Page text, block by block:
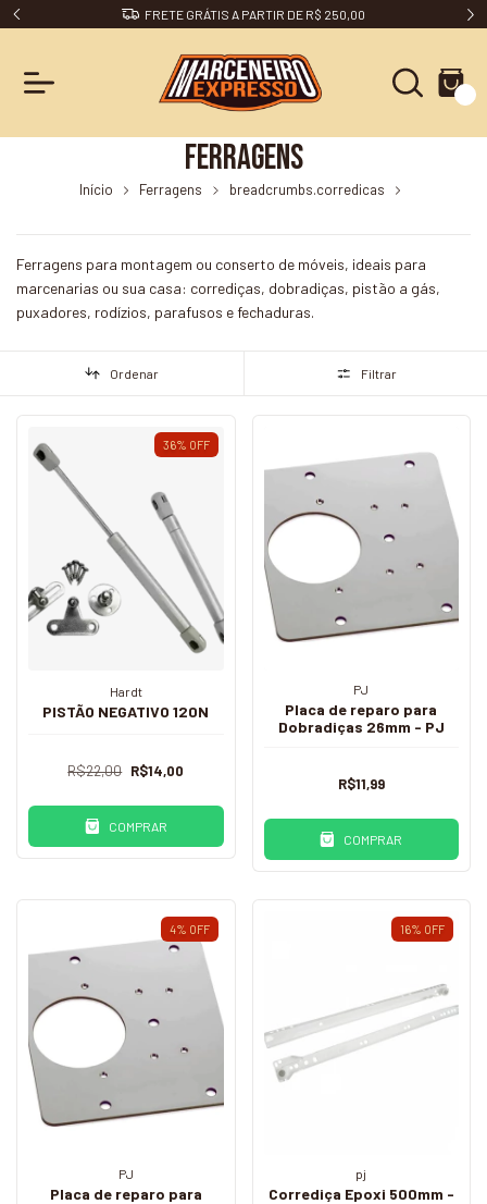
DESCONTO 5% NO PIX
Ferragens
Início Ferragens
breadcrumbs.corredicas
Ferragens para montagem ou conserto de móveis, ideais para
marcenarias ou sua casa: corrediças, dobradiças, pistão a gás,
puxadores, rodízios, parafusos e fechaduras.
Ordenar Filtrar
36% OFF
Hardt
PISTÃO NEGATIVO 120N
R$22,00 R$14,00
COMPRAR
PJ
Placa de reparo para
Dobradiças 26mm - PJ
R$11,99
COMPRAR
4% OFF
PJ
Placa de reparo para
16% OFF
pj
Corrediça Epoxi 500mm -